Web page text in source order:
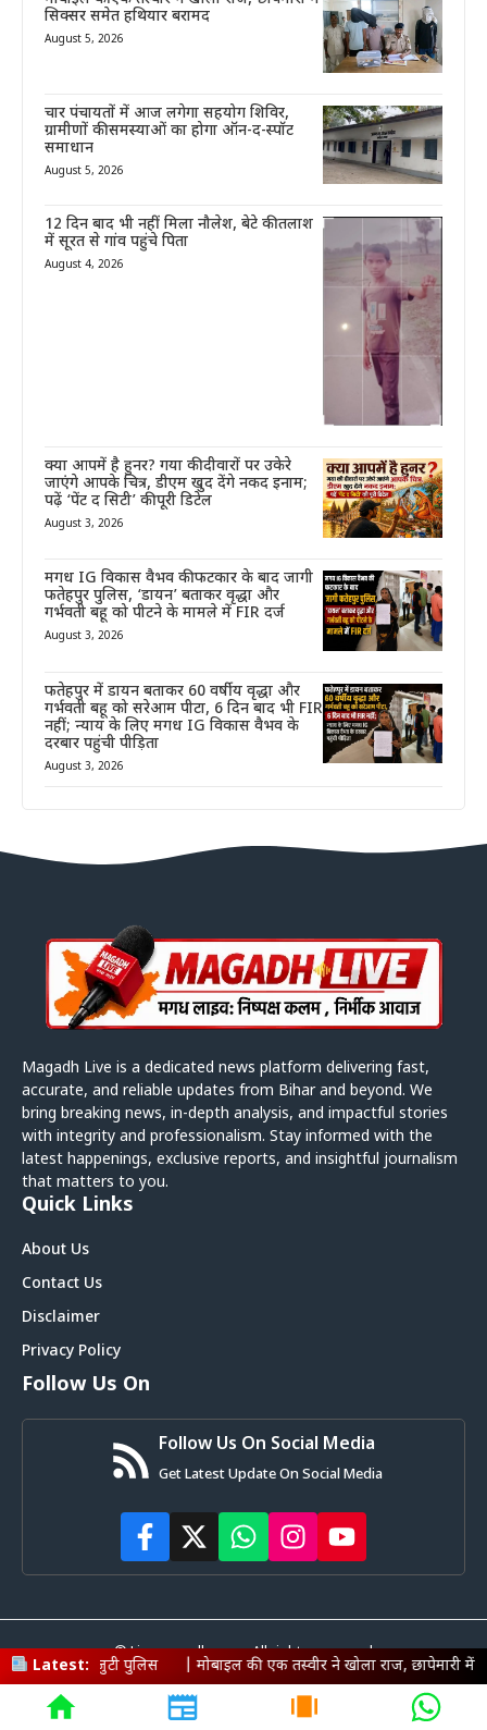
सिक्सर समेत हथियार बरामद
August 5, 2026
चार पंचायतों में आज लगेगा सहयोग शिविर,
ग्रामीणों की समस्याओं का होगा ऑन-द-स्पॉट
समाधान
August 5, 2026
12 दिन बाद भी नहीं मिला नौलेश, बेटे की तलाश
में सूरत से गांव पहुंचे पिता
August 4, 2026
क्या आपमें है हुनर? गया की दीवारों पर उकेरे
जाएंगे आपके चित्र, डीएम खुद देंगे नकद इनाम;
पढ़ें ‘पेंट द सिटी’ की पूरी डिटेल
August 3, 2026
मगध IG विकास वैभव की फटकार के बाद जागी
फतेहपुर पुलिस, ‘डायन’ बताकर वृद्धा और
गर्भवती बहू को पीटने के मामले में FIR दर्ज
August 3, 2026
फतेहपुर में डायन बताकर 60 वर्षीय वृद्धा और
गर्भवती बहू को सरेआम पीटा, 6 दिन बाद भी FIR
नहीं; न्याय के लिए मगध IG विकास वैभव के
दरबार पहुंची पीड़िता
August 3, 2026
Latest:
|मोबाइल की एक तस्वीर ने खोला राज, छापेमारी में सिक्सर समेत हथियार
Magadh Live is a dedicated news platform delivering fast,
accurate, and reliable updates from Bihar and beyond. We
bring breaking news, in-depth analysis, and impactful stories
with integrity and professionalism. Stay informed with the
latest happenings, exclusive reports, and insightful journalism
that matters to you.
Quick Links
About Us
Contact Us
Disclaimer
Privacy Policy
Follow Us On
Follow Us On Social Media
Get Latest Update On Social Media
© Livemagadh.com • All rights reserved